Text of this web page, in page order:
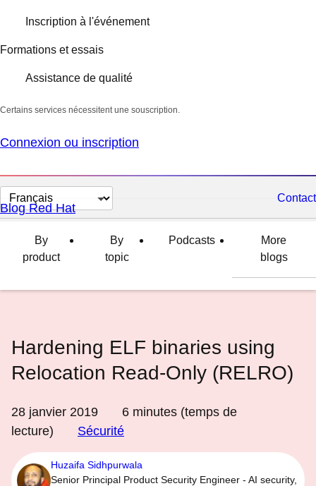
Inscription à l'événement
Formations et essais
Assistance de qualité
Certains services nécessitent une souscription.
Connexion ou inscription
Changer
la
langue
Contact
Blog Red Hat
By
product
By
topic
Podcasts
More
blogs
Hardening ELF binaries using
Relocation Read-Only (RELRO)
28 janvier 2019 6 minutes (temps de
lecture)
Sécurité
Huzaifa Sidhpurwala
Senior Principal Product Security Engineer - AI security,